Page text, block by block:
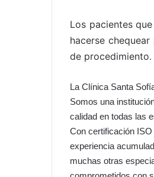
Los pacientes
hacerse
de procedimiento.
La Clínica Santa
Somos una
calidad en todas las
Con certificación
experiencia
muchas otras